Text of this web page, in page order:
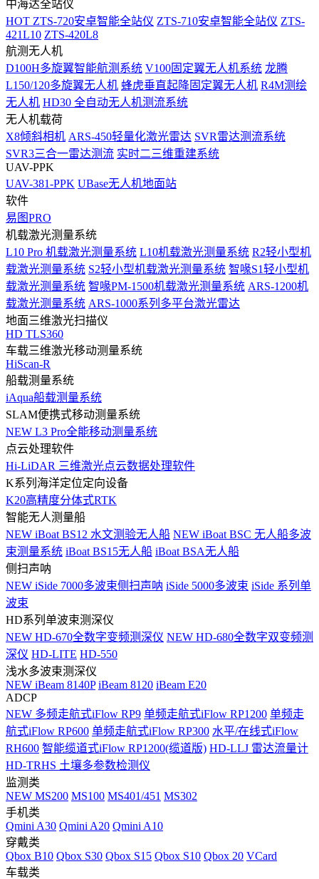
中海达全站仪
HOT ZTS-720安卓智能全站仪 ZTS-710安卓智能全站仪 ZTS-
421L10 ZTS-420L8
航测无人机
D100H多旋翼智能航测系统 V100固定翼无人机系统 龙腾
L150/120多旋翼无人机 蜂虎垂直起降固定翼无人机 R4M测绘
无人机 HD30 全自动无人机测流系统
无人机载荷
X8倾斜相机 ARS-450轻量化激光雷达 SVR雷达测流系统
SVR3三合一雷达测流 实时二三维重建系统
UAV-PPK
UAV-381-PPK UBase无人机地面站
软件
易图PRO
机载激光测量系统
L10 Pro 机载激光测量系统 L10机载激光测量系统 R2轻小型机
载激光测量系统 S2轻小型机载激光测量系统 智喙S1轻小型机
载激光测量系统 智喙PM-1500机载激光测量系统 ARS-1200机
载激光测量系统 ARS-1000系列多平台激光雷达
地面三维激光扫描仪
HD TLS360
车载三维激光移动测量系统
HiScan-R
船载测量系统
iAqua船载测量系统
SLAM便携式移动测量系统
NEW L3 Pro全能移动测量系统
点云处理软件
Hi-LiDAR 三维激光点云数据处理软件
K系列海洋定位定向设备
K20高精度分体式RTK
智能无人测量船
NEW iBoat BS12 水文测验无人船 NEW iBoat BSC 无人船多波
束测量系统 iBoat BS15无人船 iBoat BSA无人船
侧扫声呐
NEW iSide 7000多波束侧扫声呐 iSide 5000多波束 iSide 系列单
波束
HD系列单波束测深仪
NEW HD-670全数字变频测深仪 NEW HD-680全数字双变频测
深仪 HD-LITE HD-550
浅水多波束测深仪
NEW iBeam 8140P iBeam 8120 iBeam E20
ADCP
NEW 多频走航式iFlow RP9 单频走航式iFlow RP1200 单频走
航式iFlow RP600 单频走航式iFlow RP300 水平/在线式iFlow
RH600 智能缆道式iFlow RP1200(缆道版) HD-LLJ 雷达流量计
HD-TRHS 土壤多参数检测仪
监测类
NEW MS200 MS100 MS401/451 MS302
手机类
Qmini A30 Qmini A20 Qmini A10
穿戴类
Qbox B10 Qbox S30 Qbox S15 Qbox S10 Qbox 20 VCard
车载类